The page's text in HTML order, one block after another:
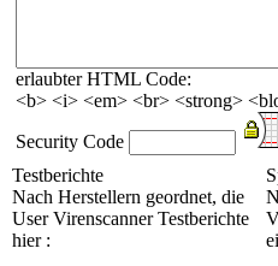
erlaubter HTML Code:
<b> <i> <em> <br> <strong>
Security Code
Testberichte
Nach Herstellern geordnet, die
User Virenscanner Testberichte
hier :